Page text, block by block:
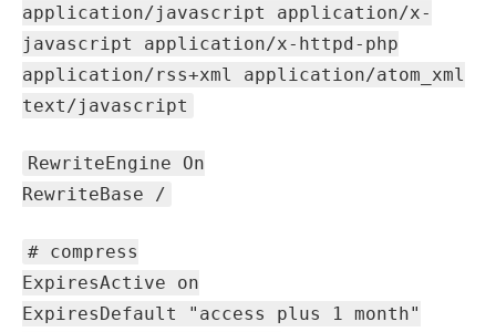
application/javascript application/x-
javascript application/x-httpd-php
application/rss+xml application/atom_xml
text/javascript
RewriteEngine On
RewriteBase /
# compress
ExpiresActive on
ExpiresDefault "access plus 1 month"